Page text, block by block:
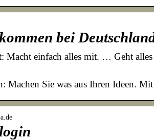
bei
Macht einfach alles mit. … Geht
Machen Sie was aus Ihren Ideen.